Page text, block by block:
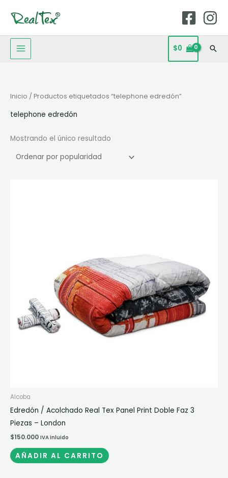
MAIN
MENU
$0
Inicio / Productos etiquetados “telephone edredón”
telephone edredón
Mostrando el único resultado
Alcoba
Edredón / Acolchado Real Tex Panel Print Doble Faz 3
Piezas – London
$150.000 IVA inluido
AÑADIR AL CARRITO